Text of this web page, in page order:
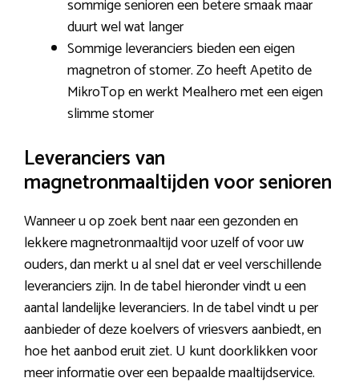
sommige senioren een betere smaak maar
duurt wel wat langer
Sommige leveranciers bieden een eigen
magnetron of stomer. Zo heeft Apetito de
MikroTop en werkt Mealhero met een eigen
slimme stomer
Leveranciers van
magnetronmaaltijden voor senioren
Wanneer u op zoek bent naar een gezonden en
lekkere magnetronmaaltijd voor uzelf of voor uw
ouders, dan merkt u al snel dat er veel verschillende
leveranciers zijn. In de tabel hieronder vindt u een
aantal landelijke leveranciers. In de tabel vindt u per
aanbieder of deze koelvers of vriesvers aanbiedt, en
hoe het aanbod eruit ziet. U kunt doorklikken voor
meer informatie over een bepaalde maaltijdservice.